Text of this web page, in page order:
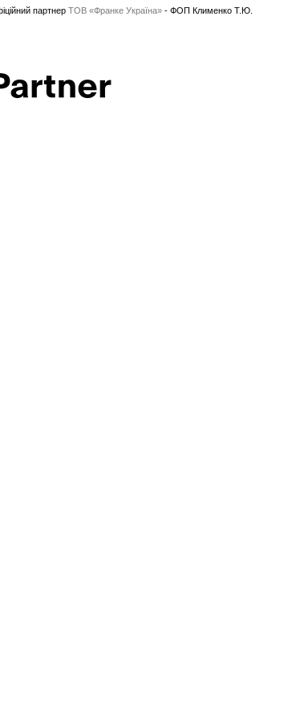
партнер ТОВ «Франке Україна»- ФОП Клименко Т.Ю.